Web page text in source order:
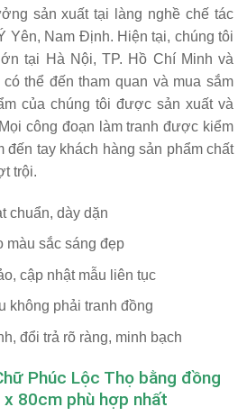
sản xuất tại làng nghề chế tác
Yên, Nam Định. Hiện tại, chúng tôi
tại Hà Nội, TP. Hồ Chí Minh và
thể đến tham quan và mua sắm
của chúng tôi được sản xuất và
công đoạn làm tranh được kiểm
đến tay khách hàng sản phẩm chất
trội.
chuẩn, dày dặn
màu sắc sáng đẹp
cập nhật mẫu liên tục
không phải tranh đồng
đổi trả rõ ràng, minh bạch
Phúc Lộc Thọ bằng đồng
80cm phù hợp nhất